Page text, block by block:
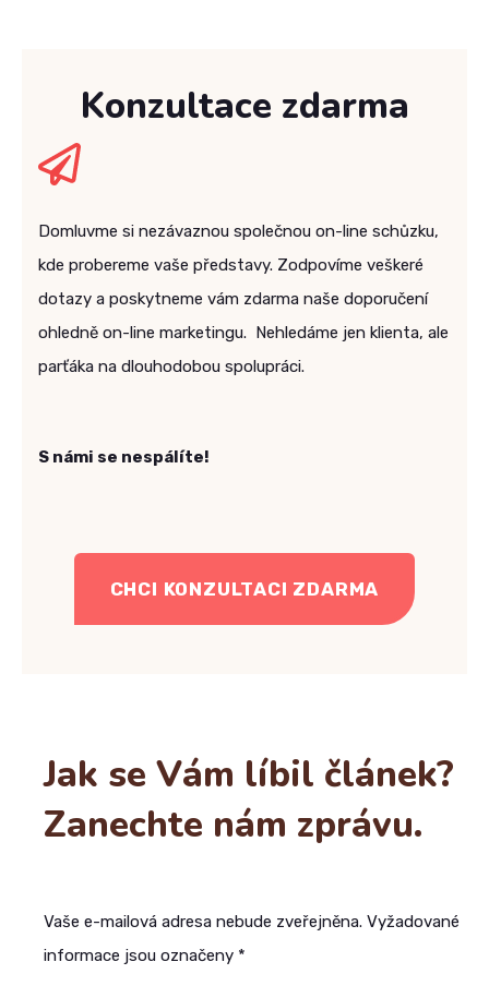
Konzultace zdarma
Domluvme si nezávaznou společnou on-line schůzku,
kde probereme vaše představy. Zodpovíme veškeré
dotazy a poskytneme vám zdarma naše doporučení
ohledně on-line marketingu. Nehledáme jen klienta, ale
parťáka na dlouhodobou spolupráci.
S námi se nespálíte!
CHCI KONZULTACI ZDARMA
Jak se Vám líbil článek?
Zanechte nám zprávu.
Vaše e-mailová adresa nebude zveřejněna. Vyžadované
informace jsou označeny *